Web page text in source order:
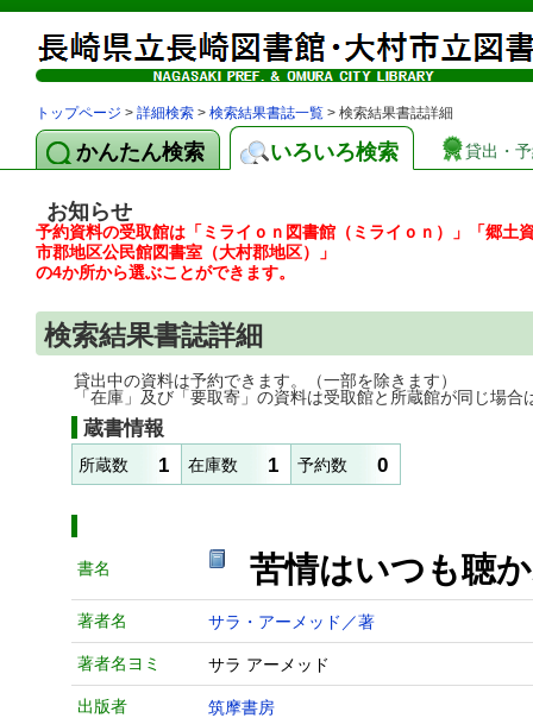
トップページ > 詳細検索 > 検索結果書誌一覧 > 検索結果書誌詳細
かんたん検索 いろいろ検索 貸出・
お知らせ
予約資料の受取館は「ミライｏｎ図書館（ミライｏｎ）」「郷
市郡地区公民館図書室（大村郡地区）」
の4か所から選ぶことができます。
検索結果書誌詳細
貸出中の資料は予約できます。（一部を除きます）
「在庫」及び「要取寄」の資料は受取館と所蔵館が同じ場合
蔵書情報
所蔵数 1 在庫数 1 予約数 0
書名 苦情はいつも聴
著者名 サラ・アーメッド／著
著者名ヨミ サラ アーメッド
出版者 筑摩書房